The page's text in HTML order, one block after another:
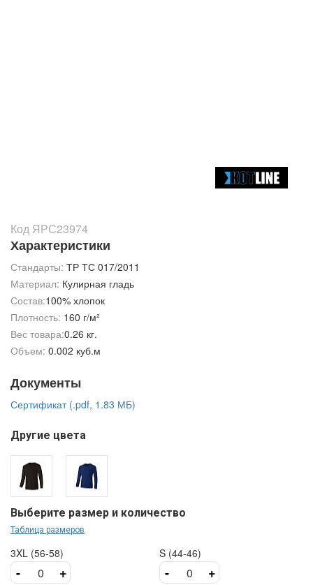
Код ЯРС23974
Характеристики
Стандарты: ТР ТС 017/2011
Материал: Кулирная гладь
Состав:100% хлопок
Плотность: 160 г/м²
Вес товара:0.26 кг.
Объем: 0.002 куб.м
Документы
Сертификат (.pdf, 1.83 МБ)
Другие цвета
Выберите размер и количество
Таблица размеров
3XL (56-58)
- +
S (44-46)
- +